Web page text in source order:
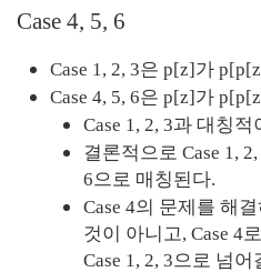
Case 4, 5, 6
Case 1, 2, 3은 p[z]가
Case 4, 5, 6은 p[z]가
Case 1, 2, 3과 대칭
결론적으로 Case 1,
6으로 매칭된다.
Case 4의 문제를 해
것이 아니고, Case 4
Case 1, 2, 3으로 넘